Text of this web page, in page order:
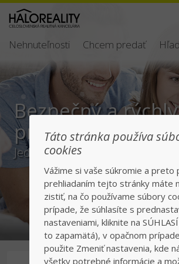
Nehnuteľnosti Chcem predať
Bezpečný a rýchly
predaj/kúpa
Jednotka v realitách na
Táto stránka používa
cookies
Vážime si vaše súkromie a preto
prehliadaním tejto stránky máte
zistiť, na čo používame súbory
prípade, že súhlasíte s
nastaveniami, kliknite na
to zapamätá), v opačnom
použite Zmeniť nastavenia, kde
všetky potrebné informácie a